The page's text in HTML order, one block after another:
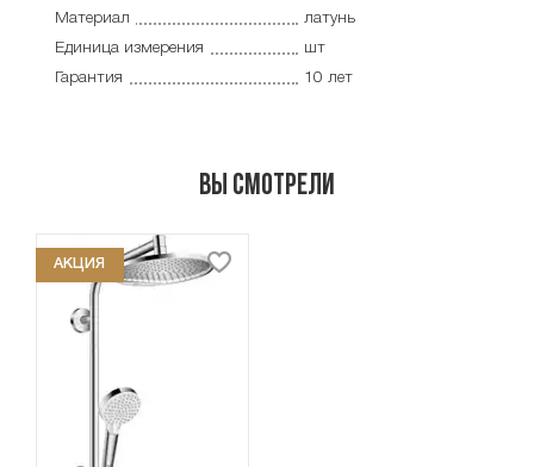
Материал
латунь
Единица измерения
шт
Гарантия
10 лет
Вы смотрели
АКЦИЯ